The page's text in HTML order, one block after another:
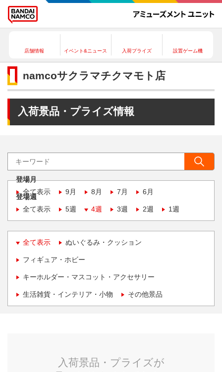
店舗情報 イベント&ニュース 入荷プライズ 設置ゲーム機
namcoサクラマチクマモト店
入荷景品・プライズ情報
登場月
全て表示
9月 8月 7月 6月
登場週
全て表示
5週 4週 3週 2週 1週
全て表示 ぬいぐるみ・クッション
フィギュア・ホビー
キーホルダー・マスコット・アクセサリー
生活雑貨・インテリア・小物 その他景品